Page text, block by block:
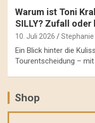
Warum ist Toni
SILLY? Zufall
10. Juli 2026 Stephanie
Ein Blick hinter die
Tourentscheidung – mit
Shop